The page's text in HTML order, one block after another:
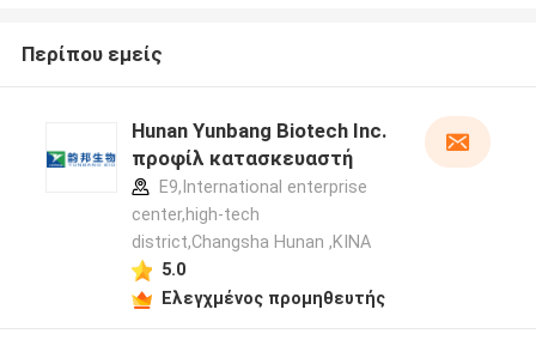
Περίπου εμείς
Hunan Yunbang Biotech Inc.
προφίλ κατασκευαστή
E9,International enterprise
center,high-tech
district,Changsha Hunan ,ΚΙΝΑ
5.0
Ελεγχμένος προμηθευτής